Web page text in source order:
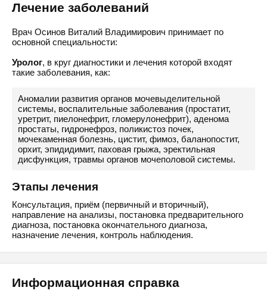
Лечение заболеваний
Врач Осинов Виталий Владимирович принимает по
основной специальности:
Уролог, в круг диагностики и лечения которой входят
такие заболевания, как:
Аномалии развития органов мочевыделительной
системы, воспалительные заболевания (простатит,
уретрит, пиелонефрит, гломерулонефрит), аденома
простаты, гидронефроз, поликистоз почек,
мочекаменная болезнь, цистит, фимоз, баланопостит,
орхит, эпидидимит, паховая грыжа, эректильная
дисфункция, травмы органов мочеполовой системы.
Этапы лечения
Консультация, приём (первичный и вторичный),
направление на анализы, постановка предварительного
диагноза, постановка окончательного диагноза,
назначение лечения, контроль наблюдения.
Информационная справка